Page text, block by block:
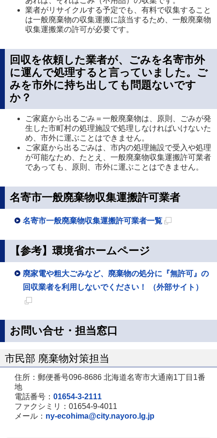
業者がリサイクルする予定でも、有料で収集すること
は一般廃棄物の収集運搬に該当するため、一般廃棄物
収集運搬業の許可が必要です。
回収を依頼した業者が、ごみを名寄市外
に運んで処理すると言っていました。ご
みを市外に持ち出しても問題ないです
か？
ご家庭から出るごみ＝一般廃棄物は、原則、ごみが発
生した市町村の処理施設で処理しなければいけないた
め、市外に運ぶことはできません。
ご家庭から出るごみは、市内の処理施設で受入や処理
が可能なため、たとえ、一般廃棄物収集運搬許可業者
であっても、原則、市外に運ぶことはできません。
名寄市一般廃棄物収集運搬許可業者
名寄市一般廃棄物収集運搬許可業者一覧
ー
ジ
ま
【参考】環境省ホームページ
廃家電や粗大ごみなど、廃棄物の処分に『無許可』の
回収業者を利用しないでください！ （外部サイト）
規
ー
ジ
で
開
き
ま
お問い合せ・担当窓口
市民部 廃棄物対策担当
住所：郵便番号096-8686 北海道名寄市大通南1丁目1番
地
電話番号： 01654-3-2111
ファクシミリ：01654-9-4011
メール： ny-ecohima@city.nayoro.lg.jp